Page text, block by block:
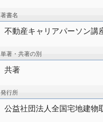
著書名
不動産キャリアパーソン講
単著・共著の別
共著
発行所
公益社団法人全国宅地建物